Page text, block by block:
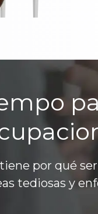
por qué
tediosas y